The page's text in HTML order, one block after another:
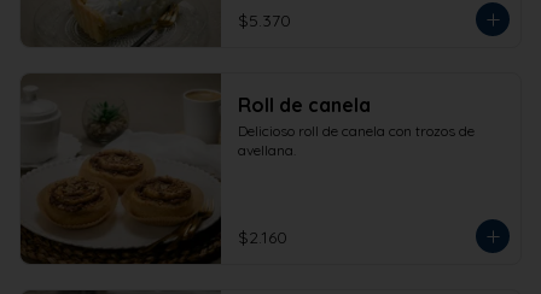
$5.370
Roll de canela
Delicioso roll de canela con trozos de
avellana.
$2.160